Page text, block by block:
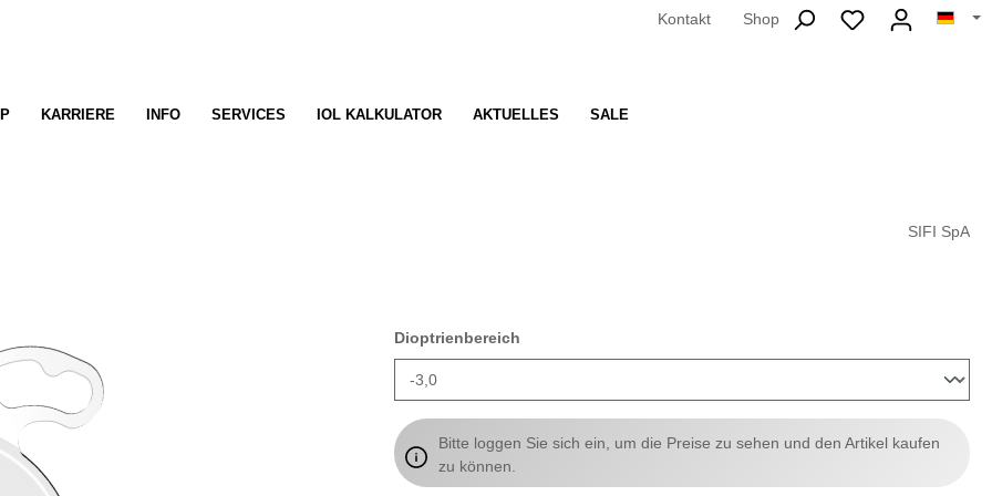
Kontakt Shop
KARRIERE INFO SERVICES IOL KALKULATOR AKTUELLES SALE
SIFI SpA
Dioptrienbereich
Bitte loggen Sie sich ein, um die Preise zu sehen und den Artikel kaufen
zu können.